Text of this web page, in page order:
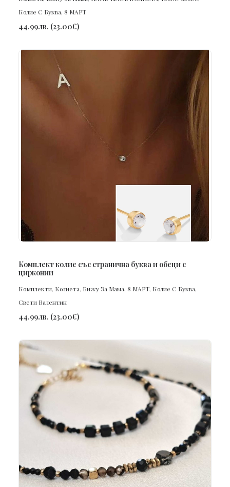
Колие С Буква, 8 МАРТ
44.99лв. (23.00€)
ПОРЪЧАЙ
Комплект колие със странична буква и обеци с
цирконии
Комплекти, Колиета, Бижу За Мама, 8 МАРТ, Колие С Буква,
Свети Валентин
44.99лв. (23.00€)